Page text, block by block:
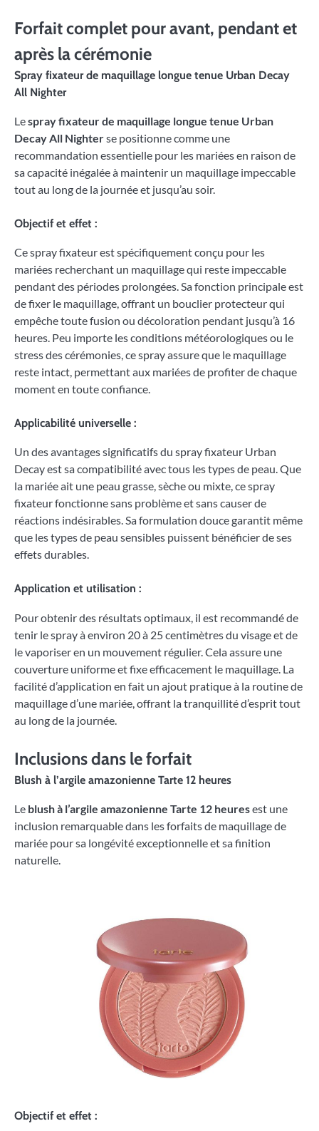
Forfait complet pour avant, pendant et
après la cérémonie
Spray fixateur de maquillage longue tenue Urban Decay
All Nighter
Lespray fixateur de maquillage longue tenue Urban
Decay All Nighterse positionne comme une
recommandation essentielle pour les mariées en raison de
sa capacité inégalée à maintenir un maquillage impeccable
tout au long de la journée et jusqu’au soir.
Objectif et effet :
Ce spray fixateur est spécifiquement conçu pour les
mariées recherchant un maquillage qui reste impeccable
pendant des périodes prolongées. Sa fonction principale est
de fixer le maquillage, offrant un bouclier protecteur qui
empêche toute fusion ou décoloration pendant jusqu’à 16
heures. Peu importe les conditions météorologiques ou le
stress des cérémonies, ce spray assure que le maquillage
reste intact, permettant aux mariées de profiter de chaque
moment en toute confiance.
Applicabilité universelle :
Un des avantages significatifs du spray fixateur Urban
Decay est sa compatibilité avec tous les types de peau. Que
la mariée ait une peau grasse, sèche ou mixte, ce spray
fixateur fonctionne sans problème et sans causer de
réactions indésirables. Sa formulation douce garantit même
que les types de peau sensibles puissent bénéficier de ses
effets durables.
Application et utilisation :
Pour obtenir des résultats optimaux, il est recommandé de
tenir le spray à environ 20 à 25 centimètres du visage et de
le vaporiser en un mouvement régulier. Cela assure une
couverture uniforme et fixe efficacement le maquillage. La
facilité d’application en fait un ajout pratique à la routine de
maquillage d’une mariée, offrant la tranquillité d’esprit tout
au long de la journée.
Inclusions dans le forfait
Blush à l’argile amazonienne Tarte 12 heures
Le blush à l’argile amazonienne Tarte 12 heuresest une
inclusion remarquable dans les forfaits de maquillage de
mariée pour sa longévité exceptionnelle et sa finition
naturelle.
Objectif et effet :